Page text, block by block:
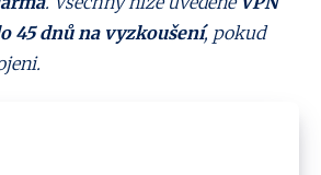
45 dnů na vyzkoušení, pokud